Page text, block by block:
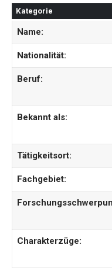
Kategorie
Name:
Nationalität:
Beruf:
Bekannt als:
Tätigkeitsort:
Fachgebiet:
Charakterzüge: